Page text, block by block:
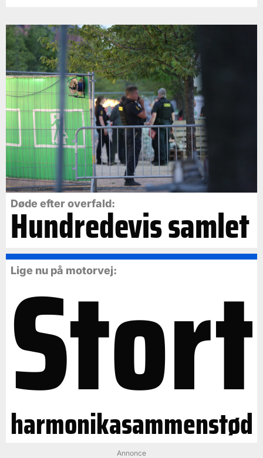
Døde efter overfald:
Hundredevis samlet
Lige nu på motorvej:
Stort
harmonikasammenstød
Annonce